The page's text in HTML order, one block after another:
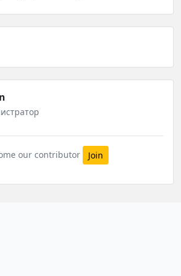
our contributor Join